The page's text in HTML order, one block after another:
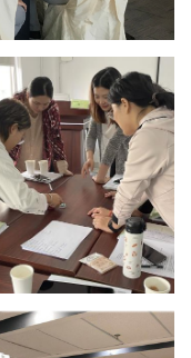
清晖南京ACP
培训现场